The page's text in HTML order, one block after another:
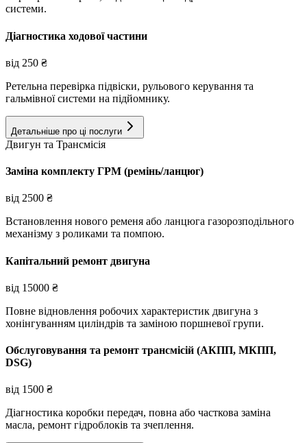
системи.
Діагностика ходової частини
від 250 ₴
Ретельна перевірка підвіски, рульового керування та
гальмівної системи на підйомнику.
Детальніше про ці послуги
Двигун та Трансмісія
Заміна комплекту ГРМ (ремінь/ланцюг)
від 2500 ₴
Встановлення нового ременя або ланцюга газорозподільного
механізму з роликами та помпою.
Капітальний ремонт двигуна
від 15000 ₴
Повне відновлення робочих характеристик двигуна з
хонінгуванням циліндрів та заміною поршневої групи.
Обслуговування та ремонт трансмісій (АКПП, МКПП,
DSG)
від 1500 ₴
Діагностика коробки передач, повна або часткова заміна
масла, ремонт гідроблоків та зчеплення.